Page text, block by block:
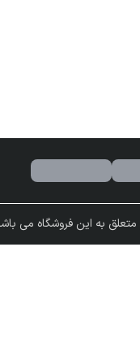
به این فروشگاه می